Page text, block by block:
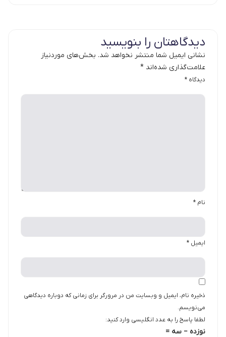
دیدگاهتان را بنویسید
نشانی ایمیل شما منتشر نخواهد شد. بخش‌های موردنیاز
علامت‌گذاری شده‌اند *
دیدگاه *
نام *
ایمیل *
ذخیره نام، ایمیل و وبسایت من در مرورگر برای زمانی که دوباره دیدگاهی
می‌نویسم.
لطفا پاسخ را به عدد انگلیسی وارد کنید:
نوزده − سه =